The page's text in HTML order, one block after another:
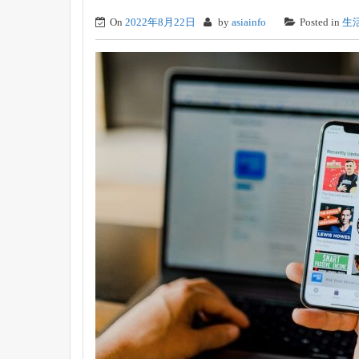
On 2022年8月22日 by asiainfo Posted in 生